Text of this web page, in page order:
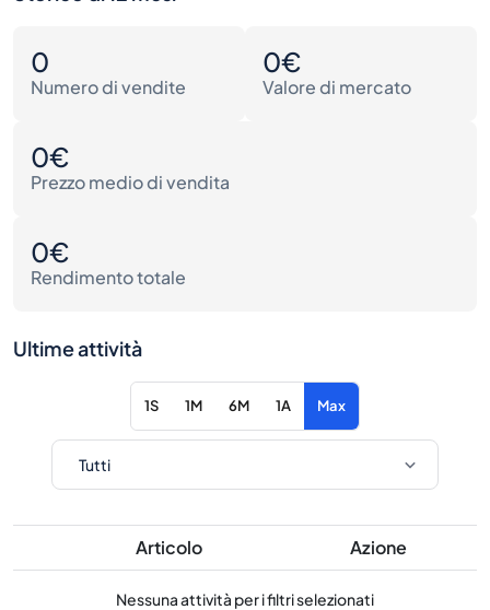
0
Numero di vendite
0€
Valore di mercato
0€
Prezzo medio di vendita
0€
Rendimento totale
Ultime attività
1S 1M 6M 1A Max
Articolo Azione
Nessuna attività per i filtri selezionati